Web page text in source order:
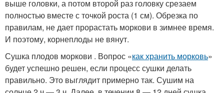
выше головки, а потом второй раз головку срезаем
полностью вместе с точкой роста (1 см). Обрезка по
правилам, не дает прорастать моркови в зимнее время.
И поэтому, корнеплоды не вянут.
Сушка плодов моркови . Вопрос «как хранить морковь»
будет успешно решен, если процесс сушки делать
правильно. Это выглядит примерно так. Сушим на